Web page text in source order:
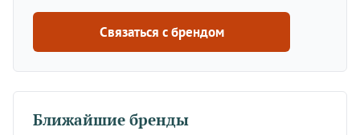
Связаться с брендом
Ближайшие бренды